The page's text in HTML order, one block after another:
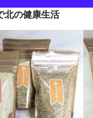
北の健康生活